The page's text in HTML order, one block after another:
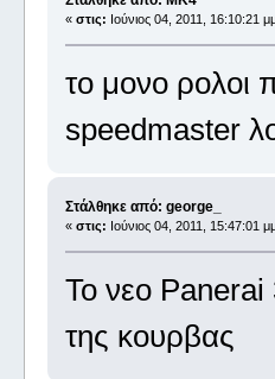
« στις: Ιούνιος 04, 2011, 16:10:21
το μονο ρολοι
speedmaster
Στάλθηκε από: george_
« στις: Ιούνιος 04, 2011, 15:47:01
Το νεο Panerai
της κουρβας